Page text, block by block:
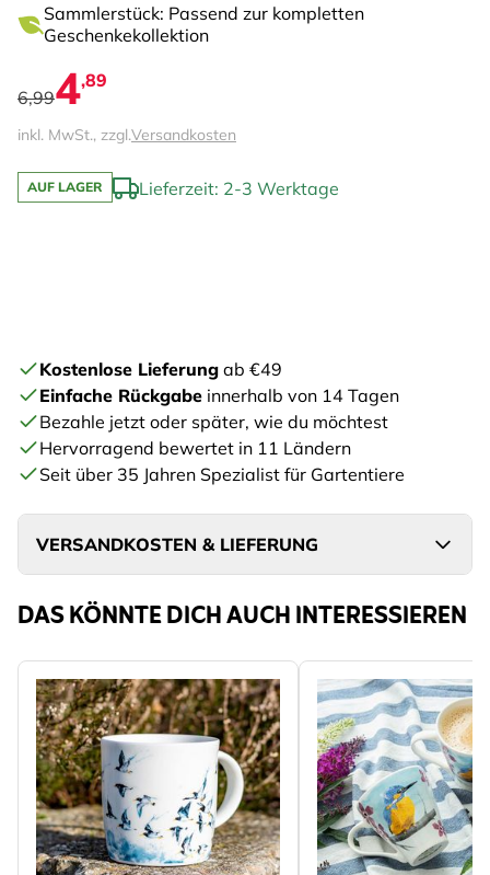
Sammlerstück: Passend zur kompletten
Geschenkekollektion
6,994,89
inkl. MwSt., zzgl.Versandkosten
AUF LAGER Lieferzeit: 2-3 Werktage
Kostenlose Lieferung ab €49
Einfache Rückgabe innerhalb von 14 Tagen
Bezahle jetzt oder später, wie du möchtest
Hervorragend bewertet in 11 Ländern
Seit über 35 Jahren Spezialist für Gartentiere
VERSANDKOSTEN & LIEFERUNG
DAS KÖNNTE DICH AUCH INTERESSIEREN